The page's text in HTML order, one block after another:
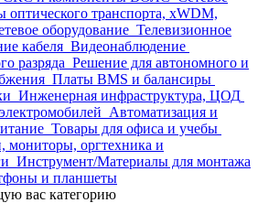
оптического транспорта, xWDM,
оборудование Телевизионное
кабеля Видеонаблюдение
разряда Решение для автономного и
Платы BMS и балансиры
Инженерная инфраструктура, ЦОД
Автоматизация и
Товары для офиса и учебы
мониторы, оргтехника и
Инструмент/Материалы для монтажа
и планшеты
вас категорию